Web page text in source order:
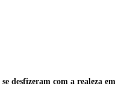
desfizeram com a realeza em